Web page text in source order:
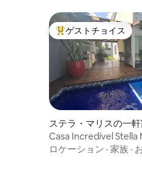
大好評のゲストチョ
ゲストチョイス
ステラ・マリスの一
Casa Incredível Stella
チまで300 m
ロケーション · 家族 ·